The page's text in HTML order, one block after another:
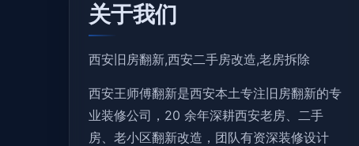
关于我们
西安旧房翻新,西安二手房改造,老房拆除
西安王师傅翻新是西安本土专注旧房翻新的专
业装修公司，20 余年深耕西安老房、二手
房、老小区翻新改造，团队有资深装修设计